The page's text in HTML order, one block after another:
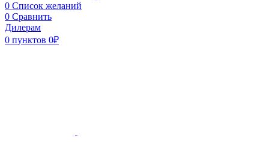
0 Список желаний
0 Сравнить
Дилерам
0 пунктов 0₽